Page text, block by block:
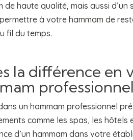
de haute qualité, mais aussi
à votre hammam de
fil du temps.
la différence en
professionnel
un hammam professionnel
comme les spas, les hôtels
d’un hammam dans votre